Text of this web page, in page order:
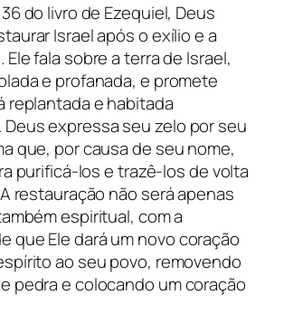
do livro de Ezequiel, Deus
Israel após o exílio e a
fala sobre a terra de Israel,
e profanada, e promete
replantada e habitada
Deus expressa seu zelo por seu
que, por causa de seu nome,
purificá-los e trazê-los de volta
restauração não será apenas
espiritual, com a
que Ele dará um novo coração
ao seu povo, removendo
pedra e colocando um coração